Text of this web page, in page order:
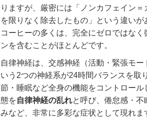
りますが、厳密には「ノンカフェイン
を限りなく除去したもの」という違い
コーヒーの多くは、完全にゼロではな
ンを含むことがほとんどです。
自律神経は、交感神経（活動・緊張モ
いう2つの神経系が24時間バランスを取
節・睡眠など全身の機能をコントロー
態を自律神経の乱れと呼び、倦怠感・不
みなど、非常に多彩な症状として現れま